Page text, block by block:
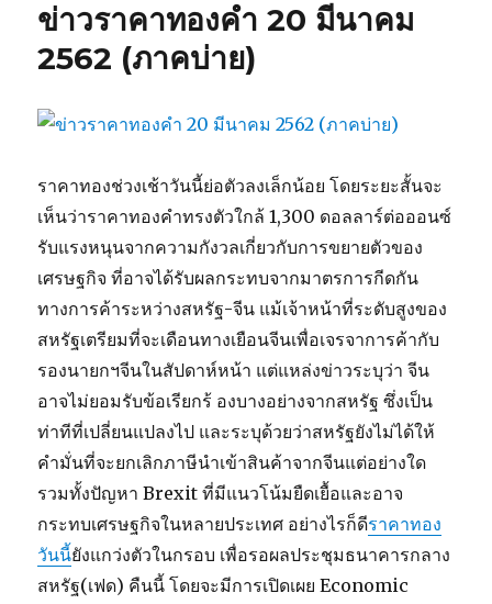
ข่าวราคาทองคำ 20 มีนาคม
2562 (ภาคบ่าย)
ราคาทองช่วงเช้าวันนี้ย่อตัวลงเล็กน้อย โดยระยะสั้นจะ
เห็นว่าราคาทองคำทรงตัวใกล้ 1,300 ดอลลาร์ต่อออนซ์
รับแรงหนุนจากความกังวลเกี่ยวกับการขยายตัวของ
เศรษฐกิจ ที่อาจได้รับผลกระทบจากมาตรการกีดกัน
ทางการค้าระหว่างสหรัฐ-จีน แม้เจ้าหน้าที่ระดับสูงของ
สหรัฐเตรียมที่จะเดือนทางเยือนจีนเพื่อเจรจาการค้ากับ
รองนายกฯจีนในสัปดาห์หน้า แต่แหล่งข่าวระบุว่า จีน
อาจไม่ยอมรับข้อเรียกร้ องบางอย่างจากสหรัฐ ซึ่งเป็น
ท่าทีที่เปลี่ยนแปลงไป และระบุด้วยว่าสหรัฐยังไม่ได้ให้
คำมั่นที่จะยกเลิกภาษีนำเข้าสินค้าจากจีนแต่อย่างใด
รวมทั้งปัญหา Brexit ที่มีแนวโน้มยืดเยื้อและอาจ
กระทบเศรษฐกิจในหลายประเทศ อย่างไรก็ดีราคาทอง
วันนี้ยังแกว่งตัวในกรอบ เพื่อรอผลประชุมธนาคารกลาง
สหรัฐ(เฟด) คืนนี้ โดยจะมีการเปิดเผย Economic